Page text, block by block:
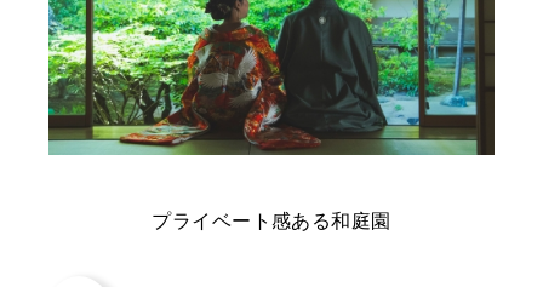
プライベート感ある和庭園